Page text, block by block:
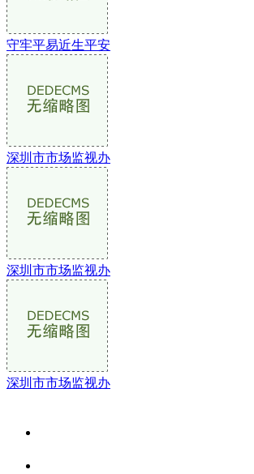
守牢平易近生平安
深圳市市场监视办
深圳市市场监视办
深圳市市场监视办